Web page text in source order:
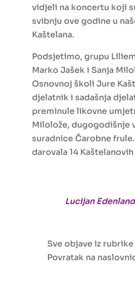
vidjeli na koncertu koji
svibnju ove godine u
Kaštelana.
Podsjetimo, grupu
Marko Jašek i Sanja
Osnovnoj školi Jure
djelatnik i sadašnja
preminule likovne
Milolože, dugogodišnje
suradnice Čarobne
darovala 14
Lucijan
Sve objave iz rubrike
Povratak na